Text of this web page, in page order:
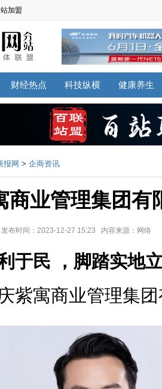
加盟
财经热点 科技纵横 健康养生
报网 > 企商资讯
商业管理集团有
发布时间：2023-12-27 15:23 内容来源：网络
于民 ，脚踏实地
寓商业管理集团